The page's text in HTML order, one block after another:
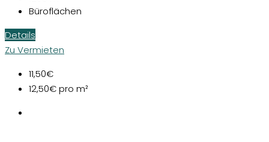
Büroflächen
Details
Zu Vermieten
11,50€
12,50€pro m²